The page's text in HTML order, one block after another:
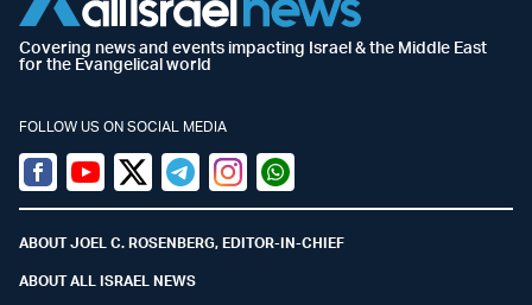
Covering news and events impacting Israel & the Middle East
for the Evangelical world
FOLLOW US ON SOCIAL MEDIA
Facebook
YoutubeTwitter (X)
TelegramInstagramWhatsapp
ABOUT JOEL C. ROSENBERG, EDITOR-IN-CHIEF
ABOUT ALL ISRAEL NEWS